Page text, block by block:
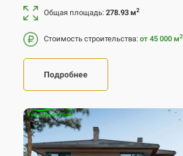
Общая площадь: 278.93 м2
Стоимость строительства: от 45 000 м2
Подробнее